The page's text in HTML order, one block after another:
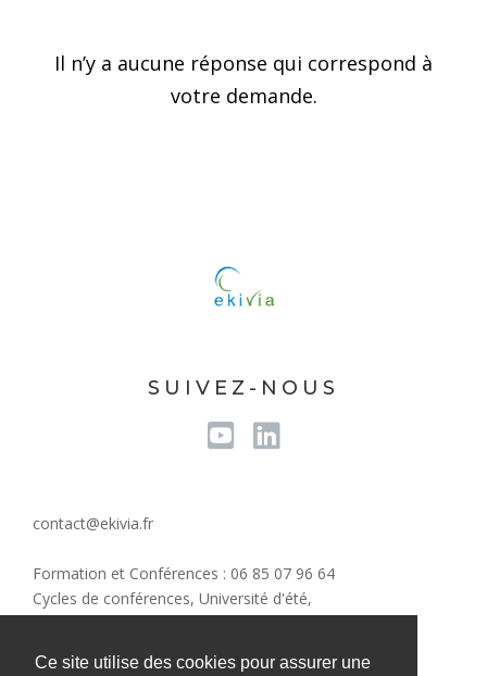
Ce site utilise des cookies pour assurer une
Il n’y a aucune réponse qui correspond à
votre demande.
SUIVEZ-NOUS
Youtube
Linkedin
contact@ekivia.fr
Formation et Conférences : 06 85 07 96 64
Cycles de conférences, Université d'été,